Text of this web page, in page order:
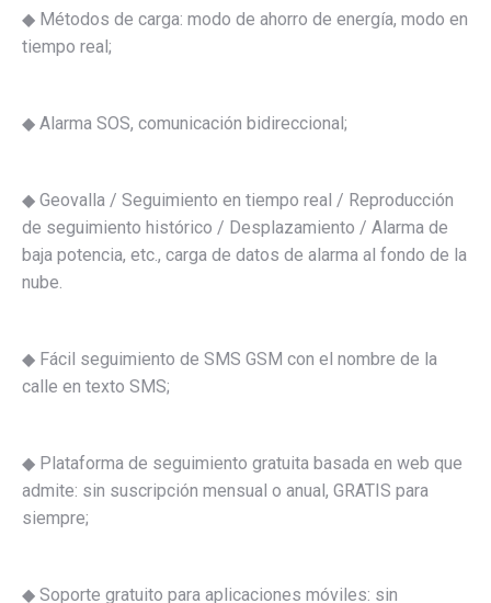
◆ Métodos de carga: modo de ahorro de energía, modo en
tiempo real;
◆ Alarma SOS, comunicación bidireccional;
◆ Geovalla / Seguimiento en tiempo real / Reproducción
de seguimiento histórico / Desplazamiento / Alarma de
baja potencia, etc., carga de datos de alarma al fondo de la
nube.
◆ Fácil seguimiento de SMS GSM con el nombre de la
calle en texto SMS;
◆ Plataforma de seguimiento gratuita basada en web que
admite: sin suscripción mensual o anual, GRATIS para
siempre;
◆ Soporte gratuito para aplicaciones móviles: sin